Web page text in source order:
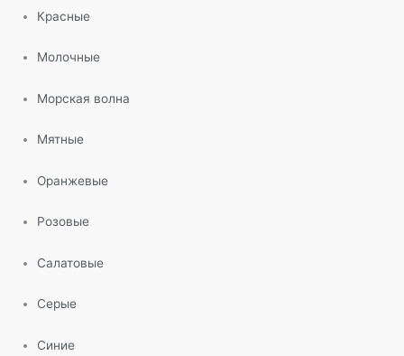
Красные
Молочные
Морская волна
Мятные
Оранжевые
Розовые
Салатовые
Серые
Синие